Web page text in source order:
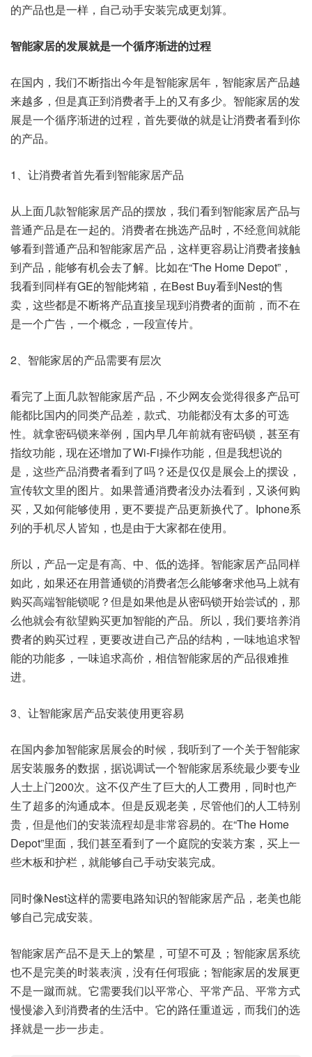
的产品也是一样，自己动手安装完成更划算。
智能家居的发展就是一个循序渐进的过程
在国内，我们不断指出今年是智能家居年，智能家居产品越
来越多，但是真正到消费者手上的又有多少。智能家居的发
展是一个循序渐进的过程，首先要做的就是让消费者看到你
的产品。
1、让消费者首先看到智能家居产品
从上面几款智能家居产品的摆放，我们看到智能家居产品与
普通产品是在一起的。消费者在挑选产品时，不经意间就能
够看到普通产品和智能家居产品，这样更容易让消费者接触
到产品，能够有机会去了解。比如在“The Home Depot”，
我看到同样有GE的智能烤箱，在Best Buy看到Nest的售
卖，这些都是不断将产品直接呈现到消费者的面前，而不在
是一个广告，一个概念，一段宣传片。
2、智能家居的产品需要有层次
看完了上面几款智能家居产品，不少网友会觉得很多产品可
能都比国内的同类产品差，款式、功能都没有太多的可选
性。就拿密码锁来举例，国内早几年前就有密码锁，甚至有
指纹功能，现在还增加了Wi-Fi操作功能，但是我想说的
是，这些产品消费者看到了吗？还是仅仅是展会上的摆设，
宣传软文里的图片。如果普通消费者没办法看到，又谈何购
买，又如何能够使用，更不要提产品更新换代了。Iphone系
列的手机尽人皆知，也是由于大家都在使用。
所以，产品一定是有高、中、低的选择。智能家居产品同样
如此，如果还在用普通锁的消费者怎么能够奢求他马上就有
购买高端智能锁呢？但是如果他是从密码锁开始尝试的，那
么他就会有欲望购买更加智能的产品。所以，我们要培养消
费者的购买过程，更要改进自己产品的结构，一味地追求智
能的功能多，一味追求高价，相信智能家居的产品很难推
进。
3、让智能家居产品安装使用更容易
在国内参加智能家居展会的时候，我听到了一个关于智能家
居安装服务的数据，据说调试一个智能家居系统最少要专业
人士上门200次。这不仅产生了巨大的人工费用，同时也产
生了超多的沟通成本。但是反观老美，尽管他们的人工特别
贵，但是他们的安装流程却是非常容易的。在“The Home
Depot”里面，我们甚至看到了一个庭院的安装方案，买上一
些木板和护栏，就能够自己手动安装完成。
同时像Nest这样的需要电路知识的智能家居产品，老美也能
够自己完成安装。
智能家居产品不是天上的繁星，可望不可及；智能家居系统
也不是完美的时装表演，没有任何瑕疵；智能家居的发展更
不是一蹴而就。它需要我们以平常心、平常产品、平常方式
慢慢渗入到消费者的生活中。它的路任重道远，而我们的选
择就是一步一步走。